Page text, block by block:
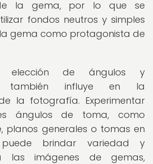
la gema, por lo que se
fondos neutros y simples
gema como protagonista de
elección de ángulos y
también influye en la
la fotografía. Experimentar
ángulos de toma, como
planos generales o tomas en
puede brindar variedad y
las imágenes de gemas,